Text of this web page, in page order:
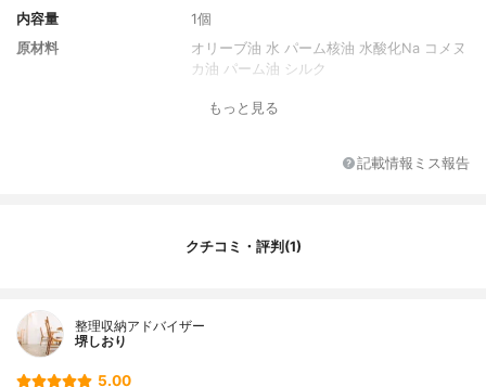
内容量
1個
原材料
オリーブ油 水 パーム核油 水酸化Na コメヌ
カ油 パーム油 シルク
もっと見る
記載情報ミス報告
クチコミ・評判(1)
整理収納アドバイザー
堺しおり
5.00